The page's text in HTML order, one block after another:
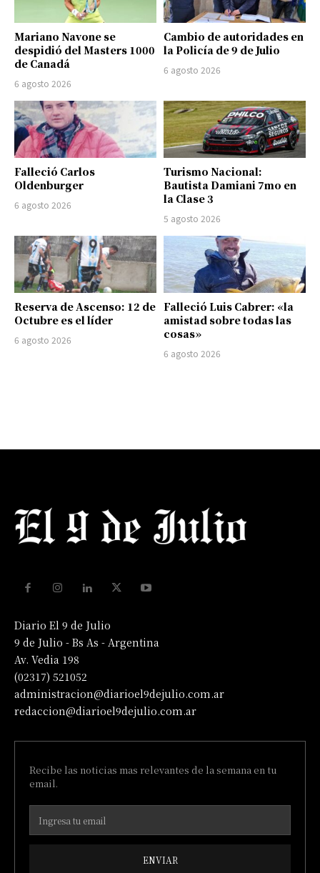
Mariano Navone se
despidió del Masters 1000
de Canadá
6 agosto 2026
Cambio de autoridades en
la Policía de 9 de Julio
6 agosto 2026
Falleció Carlos
Oldenburger
6 agosto 2026
Turismo Nacional:
Bautista Damiani 7mo en
la Clase 3
5 agosto 2026
Reserva de Ascenso: 12 de
Octubre es el líder
6 agosto 2026
Falleció Luis Cabrer: «la
amistad sobre todas las
cosas»
6 agosto 2026
Diario El 9 de Julio
9 de Julio - Bs As - Argentina
Av. Vedia 198
(02317) 521052
administracion@diarioel9dejulio.com.ar
redaccion@diarioel9dejulio.com.ar
Recibe las noticias mas relevantes de la semana en tu
email.
ENVIAR